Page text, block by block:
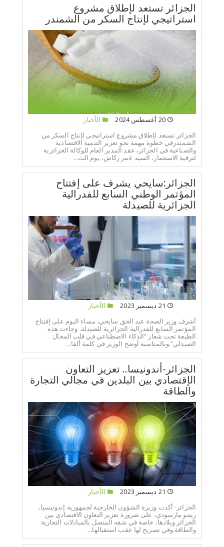
الجزائر تستعد لإطلاق مشروع
استراتيجي لإنتاج السكر من الشمندر
20 أغسطس 2024
الأخبار
الجزائر تستعد لإطلاق مشروع استراتيجي لإنتاج السكر من
الشمندرفي خطوة مهمة نحو تعزيز التنمية الاقتصادية
والصناعية في الجزائر، عقد المدير العام للوكالة الجزائرية
لترقية الاستثمار، السيد عمر ركاش، يوم الث...
الجزائر:سايحي يشرف على إفتتاح
المؤتمر الوطني السابع للفدرالية
الجزائرية للصيدلة
الأخبار
أشرف وزير الصحة عبد الحق سايحي، مساء اليوم على إفتتاح
المؤتمر السابع للفدرالية الجزائرية للصيدلة. وجاءت هذه
الطبعة تحت شعار “الذكاء الاصطناعي في قلب المجال
الصيدلي”.وبالمناسبة أوضح الوزير في كلمة ألقا...
الجزائر-أندونيسا.. تعزيز التعاون
الإقتصادي بين البلدين في مجالي التجارة
والطاقة
الأخبار
الجزائر- أكدت وزيرة الشؤون الخارجية لجمهورية إندونيسيا،
ريتنو مارسودي، على ضرورة تعزيز التعاون الاقتصادي بين
الجزائر وبلادها، خاصة في شقه المتصل بالمبادلات التجارية
والطاقة.وفي تصريح لها عقب استقبالها...